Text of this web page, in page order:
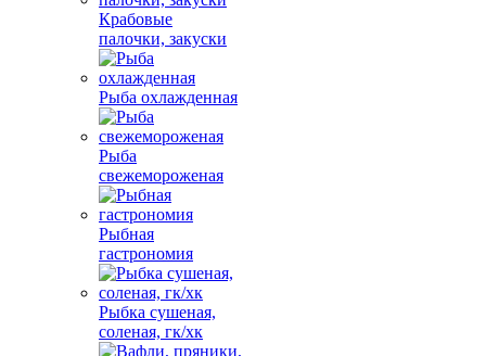
Крабовые
палочки, закуски
Рыба охлажденная
Рыба
свежемороженая
Рыбная
гастрономия
Рыбка сушеная,
соленая, гк/хк